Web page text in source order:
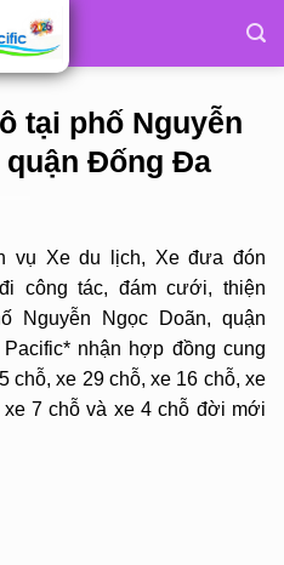
tại phố Nguyễn
quận Đống Đa
vụ Xe du lịch, Xe đưa đón
công tác, đám cưới, thiện
Nguyễn Ngọc Doãn, quận
nhận hợp đồng cung
chỗ, xe 29 chỗ, xe 16 chỗ, xe
7 chỗ và xe 4 chỗ đời mới